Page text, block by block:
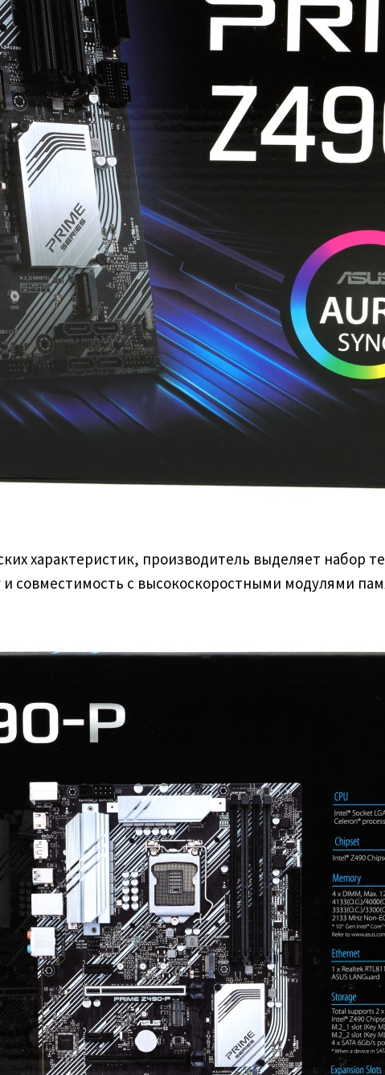
характеристик, производитель выделяет набор
совместимость с высокоскоростными модулями